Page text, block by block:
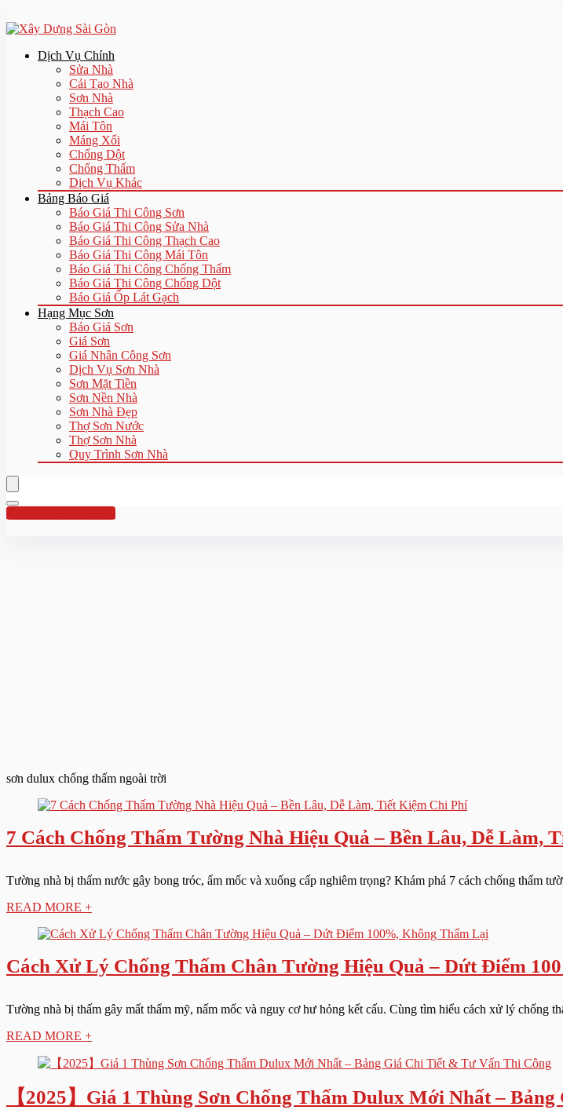
Dịch Vụ Chính
Sửa Nhà
Cải Tạo Nhà
Sơn Nhà
Thạch Cao
Mái Tôn
Máng Xối
Chống Dột
Chống Thấm
Dịch Vụ Khác
Bảng Báo Giá
Báo Giá Thi Công Sơn
Báo Giá Thi Công Sửa Nhà
Báo Giá Thi Công Thạch Cao
Báo Giá Thi Công Mái Tôn
Báo Giá Thi Công Chống Thấm
Báo Giá Thi Công Chống Dột
Báo Giá Ốp Lát Gạch
Hạng Mục Sơn
Báo Giá Sơn
Giá Sơn
Giá Nhân Công Sơn
Dịch Vụ Sơn Nhà
Sơn Mặt Tiền
Sơn Nền Nhà
Sơn Nhà Đẹp
Thợ Sơn Nước
Thợ Sơn Nhà
Quy Trình Sơn Nhà
Hotline:0961 894 472
sơn dulux chống thấm ngoài trời
7 Cách Chống Thấm Tường Nhà Hiệu Quả – Bền Lâu, Dễ Làm,
Tường nhà bị thấm nước gây bong tróc, ẩm mốc và xuống cấp nghiêm trọng? Khám phá 7 cách chống thấm
READ MORE +
Cách Xử Lý Chống Thấm Chân Tường Hiệu Quả – Dứt Điểm
Tường nhà bị thấm gây mất thẩm mỹ, nấm mốc và nguy cơ hư hỏng kết cấu. Cùng tìm hiểu cách xử lý chống
READ MORE +
【2025】Giá 1 Thùng Sơn Chống Thấm Dulux Mới Nhất –